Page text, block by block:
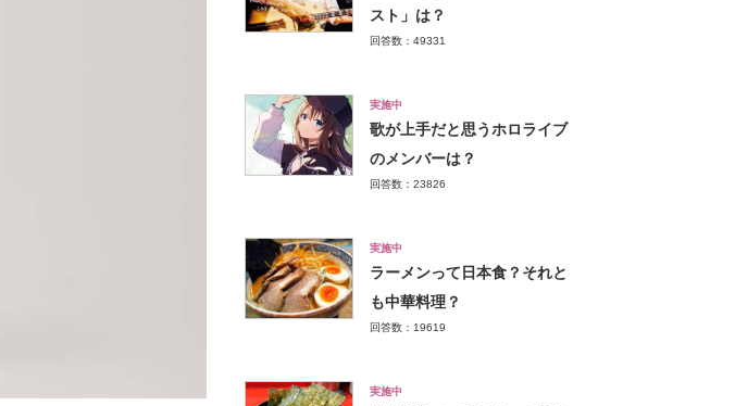
スト」は？
回答数：49331
実施中
歌が上手だと思うホロライブ
のメンバーは？
回答数：23826
実施中
ラーメンって日本食？それと
も中華料理？
回答数：19619
実施中